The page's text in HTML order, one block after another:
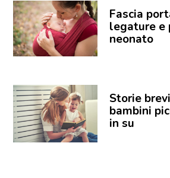
Fascia
legature e
neonato
Storie
bambini
in su